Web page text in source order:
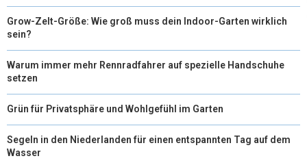
Grow-Zelt-Größe: Wie groß muss dein Indoor-Garten wirklich
sein?
Warum immer mehr Rennradfahrer auf spezielle Handschuhe
setzen
Grün für Privatsphäre und Wohlgefühl im Garten
Segeln in den Niederlanden für einen entspannten Tag auf dem
Wasser